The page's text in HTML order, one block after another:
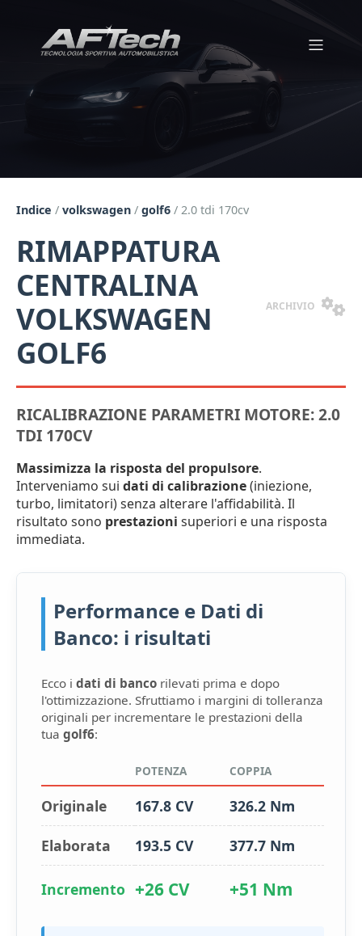
Indice / volkswagen / golf6 / 2.0 tdi 170cv
RIMAPPATURA
CENTRALINA
VOLKSWAGEN
GOLF6
ARCHIVIO
RICALIBRAZIONE PARAMETRI MOTORE: 2.0
TDI 170CV
Massimizza la risposta del propulsore.
Interveniamo sui dati di calibrazione(iniezione,
turbo, limitatori) senza alterare l'affidabilità. Il
risultato sono prestazioni superiori e una risposta
immediata.
Performance e Dati di
Banco: i risultati
Ecco i dati di banco rilevati prima e dopo
l'ottimizzazione. Sfruttiamo i margini di tolleranza
originali per incrementare le prestazioni della
tua golf6:
POTENZA COPPIA
Originale 167.8 CV 326.2 Nm
Elaborata 193.5 CV 377.7 Nm
Incremento +26 CV +51 Nm